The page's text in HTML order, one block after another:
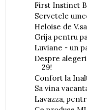
First Instinct
Servetele
Heloise de
Grija pentru
Luviane - un
Despre
29!
Confort la
Sa vina
Lavazza,